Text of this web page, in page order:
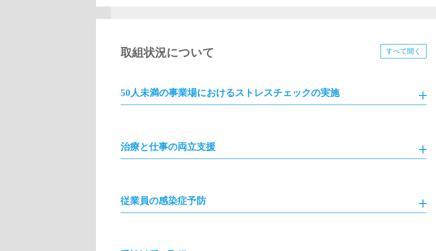
すべて開く
取組状況について
50人未満の事業場におけるストレスチェックの実施
治療と仕事の両立支援
従業員の感染症予防